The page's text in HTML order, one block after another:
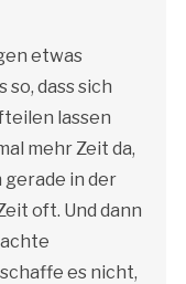
etwas
dass sich
lassen
mehr Zeit da,
gerade in der
oft. Und dann
es nicht,